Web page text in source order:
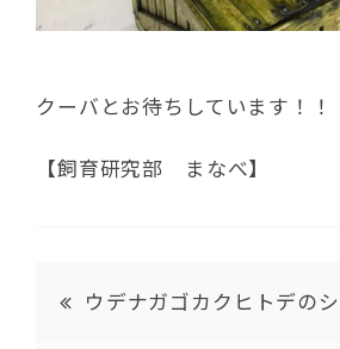
クーバとお待ちしています！！
【飼育研究部 まなべ】
ウデナガゴカクヒトデの